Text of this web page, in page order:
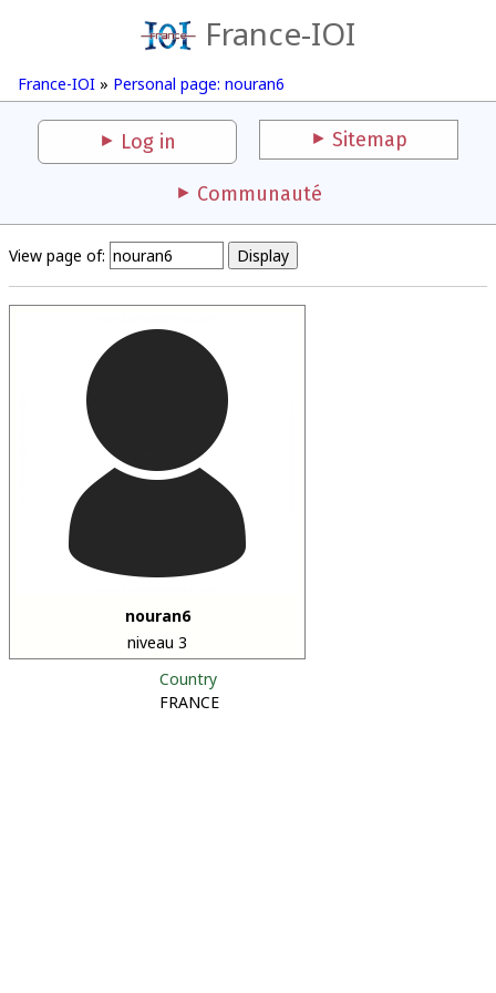
France-IOI
France-IOI » Personal page: nouran6
Log in Sitemap
Communauté
View page of:
nouran6
niveau 3
Country
FRANCE